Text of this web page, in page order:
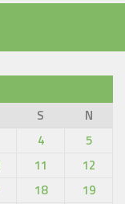
S
N
4
5
11
12
18
19